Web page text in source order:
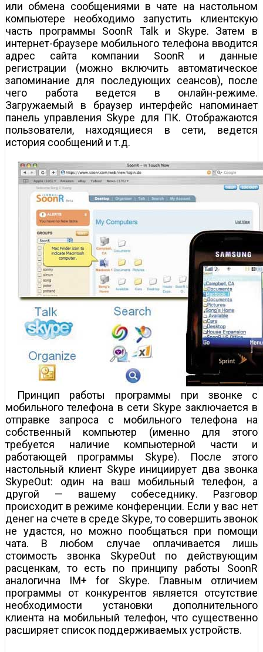
или обмена сообщениями в чате на настольном
компьютере необходимо запустить клиентскую
часть программы SoonR Talk и Skype. Затем в
интернет-браузере мобильного телефона вводится
адрес сайта компании SoonR и данные
регистрации (можно включить автоматическое
запоминание для последующих сеансов), после
чего работа ведется в онлайн-режиме.
Загружаемый в браузер интерфейс напоминает
панель управления Skype для ПК. Отображаются
пользователи, находящиеся в сети, ведется
история сообщений и т.д.
Принцип работы программы при звонке с
мобильного телефона в сети Skype заключается в
отправке запроса с мобильного телефона на
собственный компьютер (именно для этого
требуется наличие компьютерной части и
работающей программы Skype). После этого
настольный клиент Skype инициирует два звонка
SkypeOut: один на ваш мобильный телефон, а
другой — вашему собеседнику. Разговор
происходит в режиме конференции. Если у вас нет
денег на счете в среде Skype, то совершить звонок
не удастся, но можно пообщаться при помощи
чата. В любом случае оплачивается лишь
стоимость звонка SkypeOut по действующим
расценкам, то есть по принципу работы SoonR
аналогична IM+ for Skype. Главным отличием
программы от конкурентов является отсутствие
необходимости установки дополнительного
клиента на мобильный телефон, что существенно
расширяет список поддерживаемых устройств.